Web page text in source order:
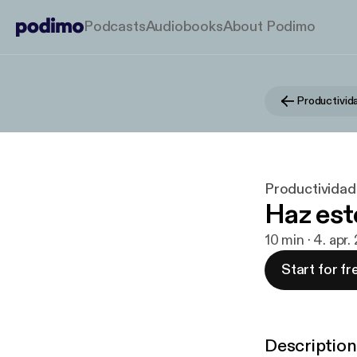
PodcastsAudiobooksAbout Podimo
Haz
10 min · 4.
Start for
Description